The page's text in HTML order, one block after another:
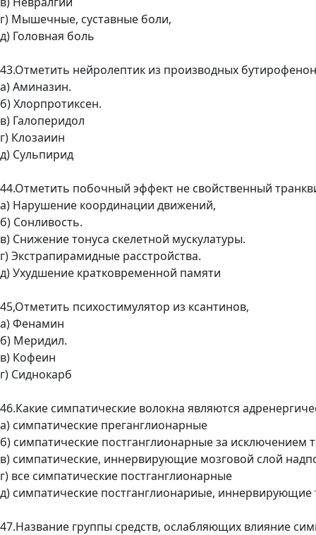
г) Мышечные, суставные боли,
д) Головная боль
43.Отметить нейролептик из производных
а) Аминазин.
б) Хлорпротиксен.
в) Галоперидол
г) Клозаиин
д) Сульпирид
44.Отметить побочный эффект не свойственный
а) Нарушение координации движений,
б) Сонливость.
в) Снижение тонуса скелетной мускулатуры.
г) Экстрапирамидные расстройства.
д) Ухудшение кратковременной памяти
45,Отметить психостимулятор из ксантинов,
а) Фенамин
б) Меридил.
в) Кофеин
г) Сиднокарб
46.Какие симпатические волокна являются
а) симпатические преганглионарные
б) симпатические постганглионарные за
в) симпатические, иннервирующие мозговой слой
г) все симпатические постганглионарные
д) симпатические постганглионариые,
47.Название группы средств, ослабляющих влияние